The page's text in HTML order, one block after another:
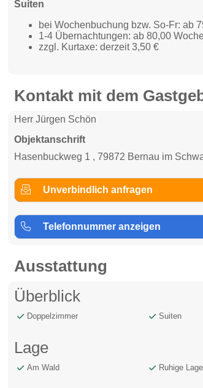
Suiten
bei Wochenbuchung bzw. So-Fr: ab
1-4 Übernachtungen: ab 80,00
zzgl. Kurtaxe: derzeit 3,50 €
Kontakt mit dem
Herr Jürgen Schön
Objektanschrift
Hasenbuckweg 1 , 79872 Bernau im
Unverbindlich anfragen
Telefonnummer anzeigen
Ausstattung
Überblick
Doppelzimmer Suiten
Lage
Am Wald Ruhige Lage